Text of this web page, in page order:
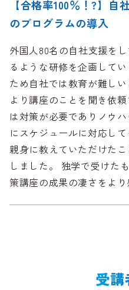
【合格率100％！?】
のプログラムの導入
外国人80名の自社支援を
るような研修を企画して
ため自社では教育が難し
より講座のことを聞き依
は対策が必要でありノウ
にスケジュールに対応し
親身に教えていただけた
しました。 独学で受けた
策講座の成果の凄さをより
受講